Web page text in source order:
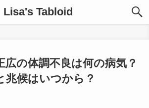
Lisa's Tabloid
広の体調不良は何の病気？
兆候はいつから？